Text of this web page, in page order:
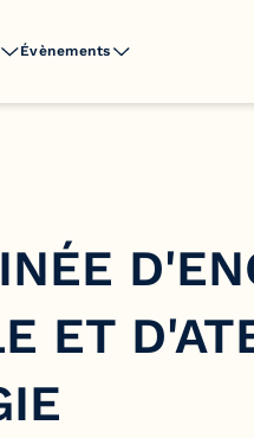
Évènements
ET